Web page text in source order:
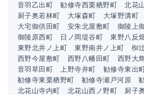
音羽乙出町
勧修寺西栗栖野町
北花
厨子奥若林町
大塚森町 大塚野溝町
大宅御供田町
安朱北屋敷町
御陵上
御陵原西町
日ノ岡堤谷町
東野八反
東野北井ノ上町
東野南井ノ上町
椥
西野今屋敷町
西野八幡田町
西野大
音羽草田町
上野寺井町
勧修寺東出
勧修寺東栗栖野町
勧修寺瀬戸河原
北花山寺内町
北花山西ノ野町
厨子